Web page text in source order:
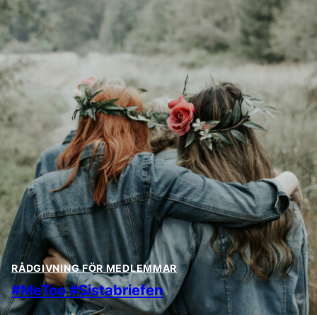
RÅDGIVNING FÖR MEDLEMMAR
#MeToo #Sistabriefen